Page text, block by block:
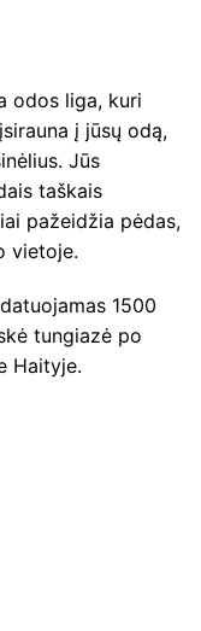
odos liga, kuri
į jūsų odą,
Jūs
taškais
pažeidžia pėdas,
vietoje.
1500
tungiazė po
Haityje.